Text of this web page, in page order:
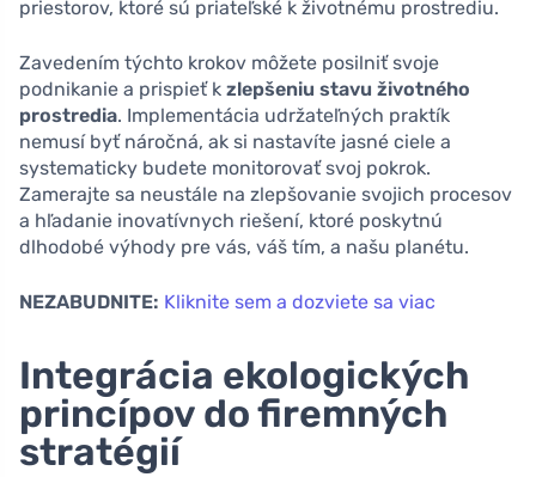
priestorov, ktoré sú priateľské k životnému prostrediu.
Zavedením týchto krokov môžete posilniť svoje
podnikanie a prispieť k zlepšeniu stavu životného
prostredia. Implementácia udržateľných praktík
nemusí byť náročná, ak si nastavíte jasné ciele a
systematicky budete monitorovať svoj pokrok.
Zamerajte sa neustále na zlepšovanie svojich procesov
a hľadanie inovatívnych riešení, ktoré poskytnú
dlhodobé výhody pre vás, váš tím, a našu planétu.
NEZABUDNITE: Kliknite sem a dozviete sa viac
Integrácia ekologických
princípov do firemných
stratégií